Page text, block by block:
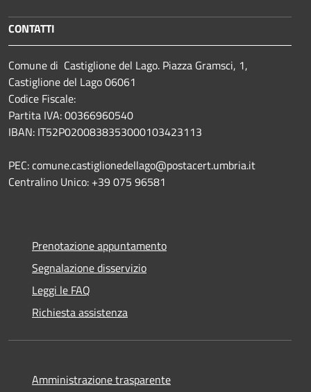
CONTATTI
Comune di Castiglione del Lago. Piazza Gramsci, 1,
Castiglione del Lago 06061
Codice Fiscale:
Partita IVA: 00366960540
IBAN: IT52P0200838353000103423113
PEC: comune.castiglionedellago@postacert.umbria.it
Centralino Unico: +39 075 96581
Prenotazione appuntamento
Segnalazione disservizio
Leggi le FAQ
Richiesta assistenza
Amministrazione trasparente